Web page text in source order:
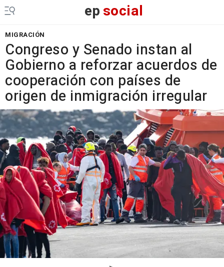
epsocial
MIGRACIÓN
Congreso y Senado instan al
Gobierno a reforzar acuerdos de
cooperación con países de
origen de inmigración irregular